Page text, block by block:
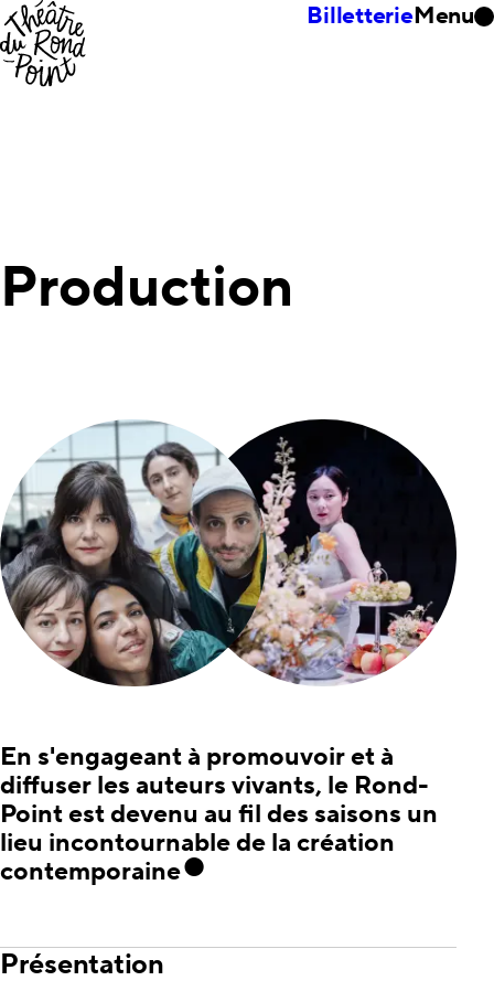
BilletterieMenu
Production
En s'engageant à promouvoir et à
diffuser les auteurs vivants, le Rond-
Point est devenu au fil des saisons un
lieu incontournable de la création
contemporaine
Présentation